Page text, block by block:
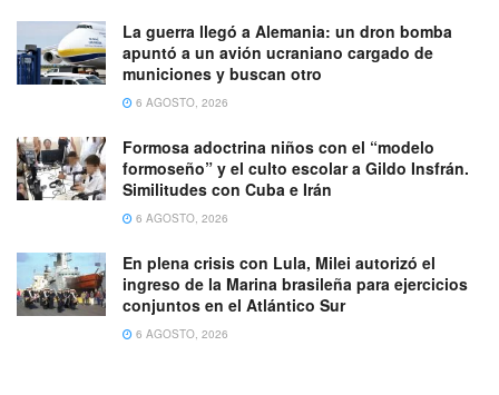
La guerra llegó a Alemania: un dron bomba
apuntó a un avión ucraniano cargado de
municiones y buscan otro
6 AGOSTO, 2026
Formosa adoctrina niños con el “modelo
formoseño” y el culto escolar a Gildo Insfrán.
Similitudes con Cuba e Irán
6 AGOSTO, 2026
En plena crisis con Lula, Milei autorizó el
ingreso de la Marina brasileña para ejercicios
conjuntos en el Atlántico Sur
6 AGOSTO, 2026